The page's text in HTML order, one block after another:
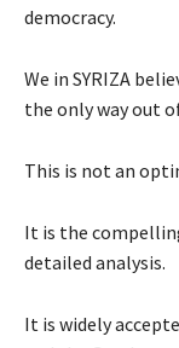
democracy.
We in SYRIZA
the only way out
This is not an
It is the
detailed analysis.
It is widely